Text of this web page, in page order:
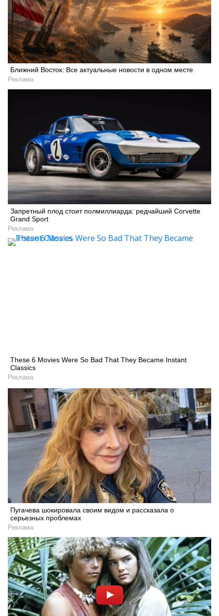
Ближний Восток: Все актуальные новости в одном месте
Реклама
Запретный плод стоит полмиллиарда: редчайший Corvette
Grand Sport
Реклама
These 6 Movies Were So Bad That They Became Instant
Classics
Реклама
Пугачева шокировала своим видом и рассказала о
серьезных проблемах
Реклама